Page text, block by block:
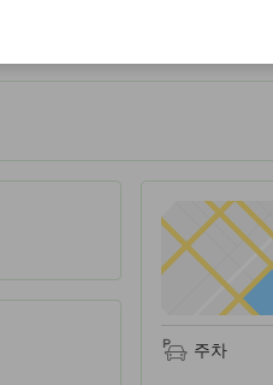
.
주차